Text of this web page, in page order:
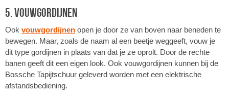
5. Vouwgordijnen
Ook vouwgordijnen open je door ze van boven naar beneden te
bewegen. Maar, zoals de naam al een beetje weggeeft, vouw je
dit type gordijnen in plaats van dat je ze oprolt. Door de rechte
banen geeft dit een eigen look. Ook vouwgordijnen kunnen bij de
Bossche Tapijtschuur geleverd worden met een elektrische
afstandsbediening.